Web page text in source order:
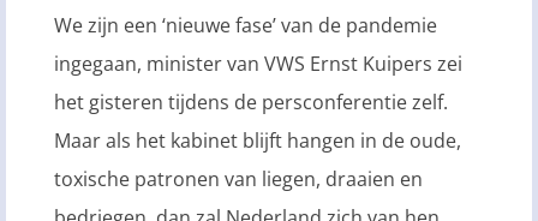
We zijn een ‘nieuwe fase’ van de pandemie
ingegaan, minister van VWS Ernst Kuipers zei
het gisteren tijdens de persconferentie zelf.
Maar als het kabinet blijft hangen in de oude,
toxische patronen van liegen, draaien en